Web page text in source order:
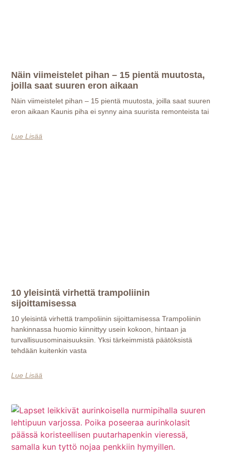
Näin viimeistelet pihan – 15 pientä muutosta,
joilla saat suuren eron aikaan
Näin viimeistelet pihan – 15 pientä muutosta, joilla saat suuren
eron aikaan Kaunis piha ei synny aina suurista remonteista tai
Lue Lisää
10 yleisintä virhettä trampoliinin
sijoittamisessa
10 yleisintä virhettä trampoliinin sijoittamisessa Trampoliinin
hankinnassa huomio kiinnittyy usein kokoon, hintaan ja
turvallisuusominaisuuksiin. Yksi tärkeimmistä päätöksistä
tehdään kuitenkin vasta
Lue Lisää